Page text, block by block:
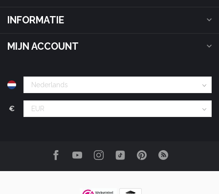
INFORMATIE
MIJN ACCOUNT
€